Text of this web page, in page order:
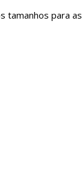
tamanhos para as